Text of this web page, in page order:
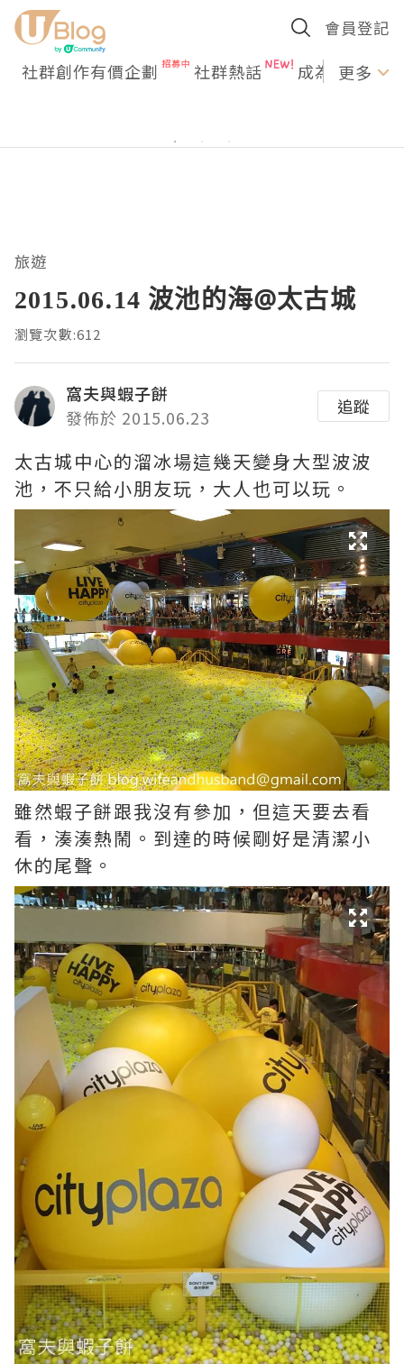
會員登記
社群創作有價企劃 社群熱話 成為U更多
旅遊
2015.06.14 波池的海@太古城
瀏覽次數:612
窩夫與蝦子餅
發佈於 2015.06.23
追蹤
太古城中心的溜冰場這幾天變身大型波波
池，不只給小朋友玩，大人也可以玩。
雖然蝦子餅跟我沒有參加，但這天要去看
看，湊湊熱鬧。到達的時候剛好是清潔小
休的尾聲。